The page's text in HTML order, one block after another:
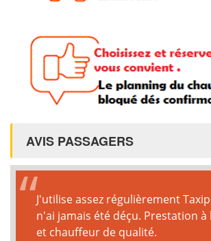
AVIS PASSAGERS